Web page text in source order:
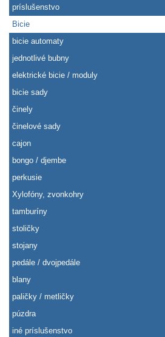
príslušenstvo
Bicie
bicie automaty
jednotlivé bubny
elektrické bicie / moduly
bicie sady
činely
činelové sady
cajon
bongo / djembe
perkusie
Xylofóny, zvonkohry
tamburíny
stoličky
stojany
pedále / dvojpedále
blany
paličky / metličky
púzdra
iné príslušenstvo